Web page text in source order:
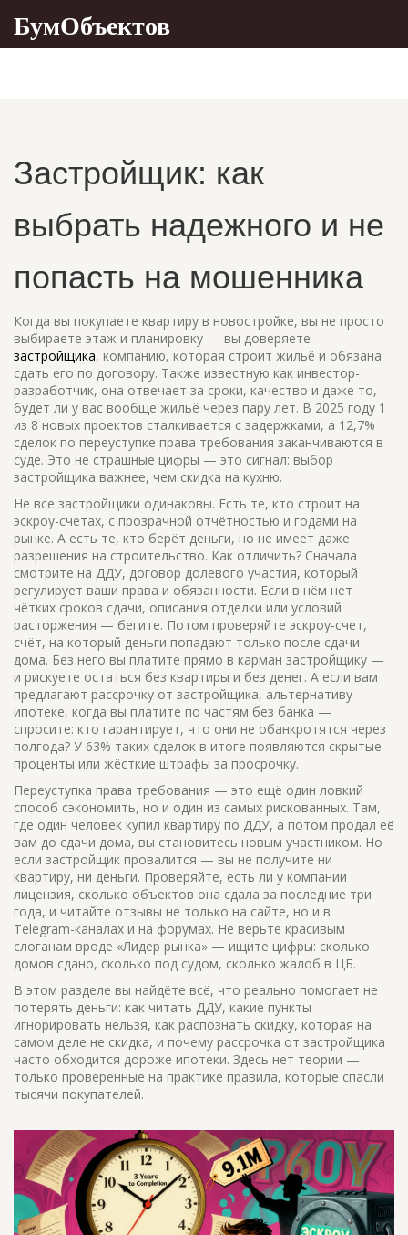
БумОбъектов
Застройщик: как
выбрать надежного и не
попасть на мошенника
Когда вы покупаете квартиру в новостройке, вы не просто
выбираете этаж и планировку — вы доверяете
застройщика, компанию, которая строит жильё и обязана
сдать его по договору. Также известную как инвестор-
разработчик, она отвечает за сроки, качество и даже то,
будет ли у вас вообще жильё через пару лет. В 2025 году 1
из 8 новых проектов сталкивается с задержками, а 12,7%
сделок по переуступке права требования заканчиваются в
суде. Это не страшные цифры — это сигнал: выбор
застройщика важнее, чем скидка на кухню.
Не все застройщики одинаковы. Есть те, кто строит на
эскроу-счетах, с прозрачной отчётностью и годами на
рынке. А есть те, кто берёт деньги, но не имеет даже
разрешения на строительство. Как отличить? Сначала
смотрите на ДДУ, договор долевого участия, который
регулирует ваши права и обязанности. Если в нём нет
чётких сроков сдачи, описания отделки или условий
расторжения — бегите. Потом проверяйте эскроу-счет,
счёт, на который деньги попадают только после сдачи
дома. Без него вы платите прямо в карман застройщику —
и рискуете остаться без квартиры и без денег. А если вам
предлагают рассрочку от застройщика, альтернативу
ипотеке, когда вы платите по частям без банка —
спросите: кто гарантирует, что они не обанкротятся через
полгода? У 63% таких сделок в итоге появляются скрытые
проценты или жёсткие штрафы за просрочку.
Переуступка права требования — это ещё один ловкий
способ сэкономить, но и один из самых рискованных. Там,
где один человек купил квартиру по ДДУ, а потом продал её
вам до сдачи дома, вы становитесь новым участником. Но
если застройщик провалится — вы не получите ни
квартиру, ни деньги. Проверяйте, есть ли у компании
лицензия, сколько объектов она сдала за последние три
года, и читайте отзывы не только на сайте, но и в
Telegram-каналах и на форумах. Не верьте красивым
слоганам вроде «Лидер рынка» — ищите цифры: сколько
домов сдано, сколько под судом, сколько жалоб в ЦБ.
В этом разделе вы найдёте всё, что реально помогает не
потерять деньги: как читать ДДУ, какие пункты
игнорировать нельзя, как распознать скидку, которая на
самом деле не скидка, и почему рассрочка от застройщика
часто обходится дороже ипотеки. Здесь нет теории —
только проверенные на практике правила, которые спасли
тысячи покупателей.